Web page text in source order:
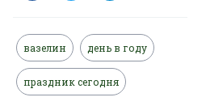
вазелин день в году
праздник сегодня